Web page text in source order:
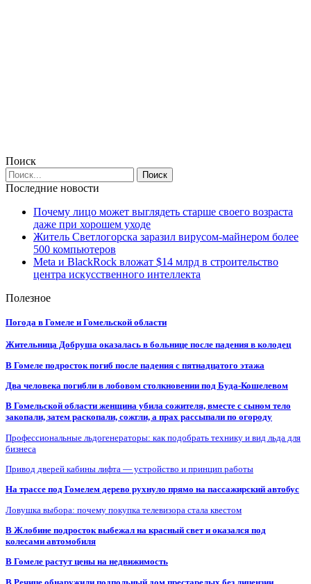
Поиск
Последние новости
Почему лицо может выглядеть старше своего возраста
даже при хорошем уходе
Житель Светлогорска заразил вирусом-майнером более
500 компьютеров
Meta и BlackRock вложат $14 млрд в строительство
центра искусственного интеллекта
Полезное
Погода в Гомеле и Гомельской области
Жительница Добруша оказалась в больнице после падения в колодец
В Гомеле подросток погиб после падения с пятнадцатого этажа
Два человека погибли в лобовом столкновении под Буда-Кошелевом
В Гомельской области женщина убила сожителя, вместе с сыном тело
закопали, затем раскопали, сожгли, а прах рассыпали по огороду
Профессиональные льдогенераторы: как подобрать технику и вид льда для
бизнеса
Привод дверей кабины лифта — устройство и принцип работы
На трассе под Гомелем дерево рухнуло прямо на пассажирский автобус
Ловушка выбора: почему покупка телевизора стала квестом
В Жлобине подросток выбежал на красный свет и оказался под
колесами автомобиля
В Гомеле растут цены на недвижимость